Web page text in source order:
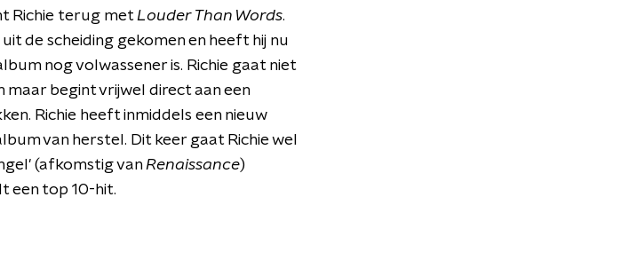
Richie terug met Louder Than Words.
de scheiding gekomen en heeft hij nu
nog volwassener is. Richie gaat niet
begint vrijwel direct aan een
Richie heeft inmiddels een nieuw
van herstel. Dit keer gaat Richie wel
(afkomstig vanRenaissance)
een top 10-hit.